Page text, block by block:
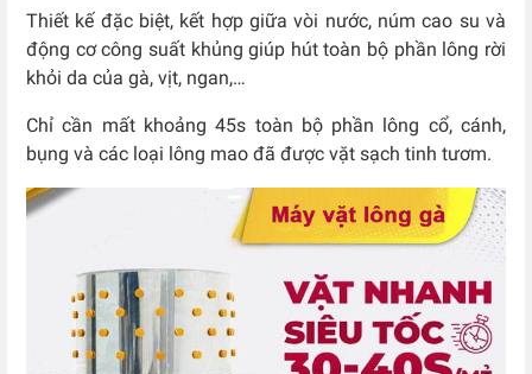
Thiết kế đặc biệt, kết hợp giữa vòi nước, núm cao su và
động cơ công suất khủng giúp hút toàn bộ phần lông rời
khỏi da của gà, vịt, ngan,…
Chỉ cần mất khoảng 45s toàn bộ phần lông cổ, cánh,
bụng và các loại lông mao đã được vặt sạch tinh tươm.